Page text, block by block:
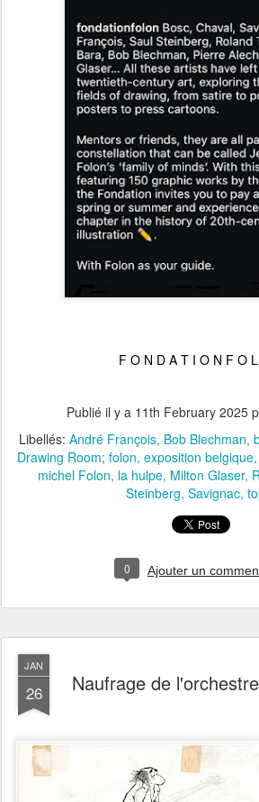
F O N D A T I O N F O
Publié il y a 11th February 2025
Libellés: André François Bob Blechman
Drawing Room; folon exposition belgique
michel Folon la hulpe Milton Glaser
Steinberg Savignac
0 Ajouter un
JAN
26 Naufrage de